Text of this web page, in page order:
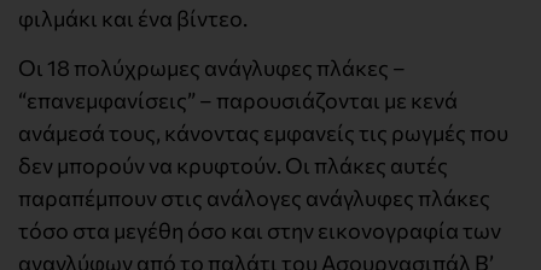
φιλμάκι και ένα βίντεο.
Οι 18 πολύχρωμες ανάγλυφες πλάκες –
“επανεμφανίσεις” – παρουσιάζονται με κενά
ανάμεσά τους, κάνοντας εμφανείς τις ρωγμές που
δεν μπορούν να κρυφτούν. Οι πλάκες αυτές
παραπέμπουν στις ανάλογες ανάγλυφες πλάκες
τόσο στα μεγέθη όσο και στην εικονογραφία των
αναγλύφων από το παλάτι του Ασουρνασιπάλ Β’